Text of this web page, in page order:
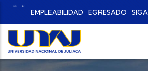
Pasar al contenido principal
EMPLEABILIDAD EGRESADO